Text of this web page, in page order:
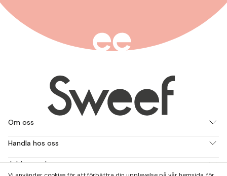
Om oss
Handla hos oss
Jobba med oss